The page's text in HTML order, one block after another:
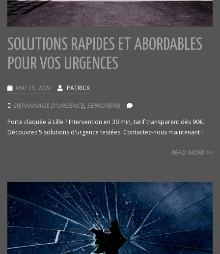
SOLUTIONS RAPIDES ET ABORDABLES
POUR VOS URGENCES
MAI 15, 2026 PATRICK
DÉPANNAGE D'URGENCE, SERRURERIE
Porte claquée à Lille ? Intervention en 30 min, tarif transparent dès 90€.
Découvrez 5 solutions d'urgence testées. Contactez-nous maintenant !
READ MORE >>